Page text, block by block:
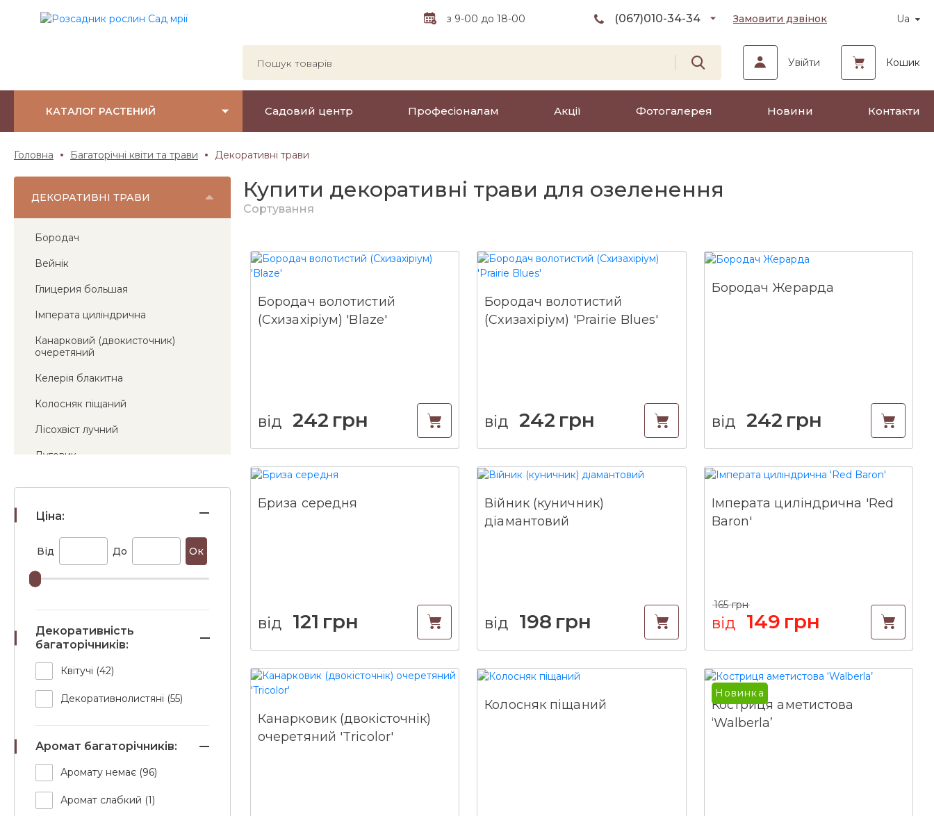
з 9-00 до 18-00 (067)010-34-34 Замовити дзвінок Ua
Увійти Кошик
КАТАЛОГ РАСТЕНИЙ Садовий центр Професіоналам Акції Фотогалерея Новини Контакти
Головна Багаторічні квіти та трави Декоративні трави
ДЕКОРАТИВНІ ТРАВИ
Бородач
Вейнік
Глицерия большая
Імперата циліндрична
Канарковий (двокисточник)
очеретяний
Келерія блакитна
Колосняк піщаний
Лісохвіст лучний
Луговик
Осока
Перистощетинник
Перловник високий
Просо прутоподібне
Сеслерія
Споробол повітряний
Трясунка середня
Хаконехлоя
Ціна:
Від До Ок
Декоративність
багаторічників:
Квітучі (42)
Декоративнолистяні (55)
Аромат багаторічників:
Аромату немає (96)
Аромат слабкий (1)
Купити декоративні трави для озеленення
Сортування
Бородач волотистий
(Схизахіріум) 'Blaze'
від 242 грн
Бородач волотистий
(Схизахіріум) 'Prairie Blues'
від 242 грн
Бородач Жерарда
від 242 грн
Бриза середня
від 121 грн
Війник (куничник)
діамантовий
від 198 грн
Імперата циліндрична 'Red
Baron'
165 грн
від 149 грн
Канарковик (двокісточнік)
очеретяний 'Tricolor'
Колосняк піщаний
Новинка
Костриця аметистова
‘Walberla’